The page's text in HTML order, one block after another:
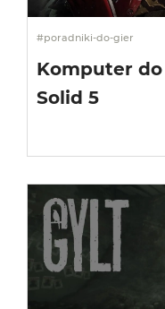
#poradniki-do-gier
Komputer
Solid 5